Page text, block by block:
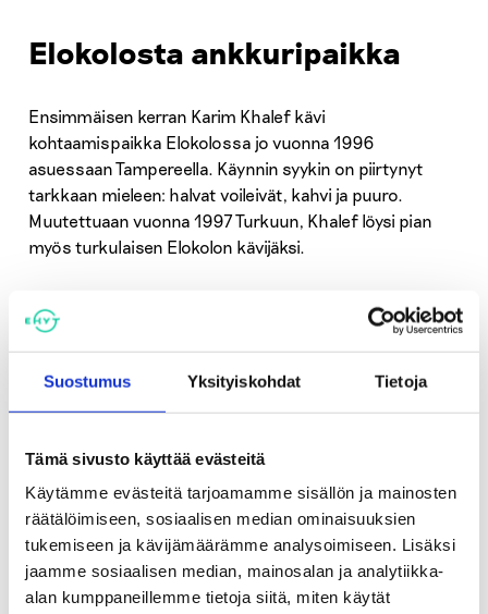
Suostumus Yksityiskohdat Tietoja
Tämä sivusto käyttää evästeitä
Käytämme evästeitä tarjoamamme sisällön ja mainosten
räätälöimiseen, sosiaalisen median ominaisuuksien
tukemiseen ja kävijämäärämme analysoimiseen. Lisäksi
jaamme sosiaalisen median, mainosalan ja analytiikka-
alan kumppaneillemme tietoja siitä, miten käytät
Elokolosta ankkuripaikka
Ensimmäisen kerran Karim Khalef kävi
kohtaamispaikka Elokolossa jo vuonna 1996
asuessaan Tampereella. Käynnin syykin on piirtynyt
tarkkaan mieleen: halvat voileivät, kahvi ja puuro.
Muutettuaan vuonna 1997 Turkuun, Khalef löysi pian
myös turkulaisen Elokolon kävijäksi.
Onneksi uudella paikkakunnalla asunnottomaksi jäänyt
Khalef löysi itselleen ankkuripaikan, kuten mies itse
kutsuu kaikkien yksinäisten ja päihdehaitoista
kärsineiden kohtaamispaikka Elokoloa.
Pian hän huomasi, että Elokolo oli myös paikka, jossa
sai olla oma itsensä. Levätä – myös henkisesti – ja
tutustua muihin samantyyppisessä elämäntilanteessa
oleviin ihmisiin, jotka kaipasivat päiviinsä tekemistä
matalan kynnyksen päihteettömästä
kohtaamispaikasta.